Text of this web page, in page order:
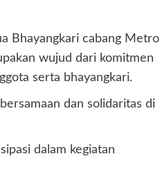
Bhayangkari cabang Metro
wujud dari komitmen
serta bhayangkari.
dan solidaritas di
dalam kegiatan